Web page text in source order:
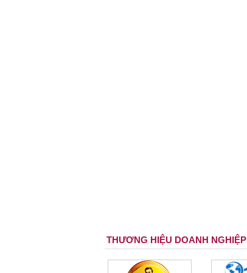
THƯƠNG HIỆU DOANH NGHIỆP